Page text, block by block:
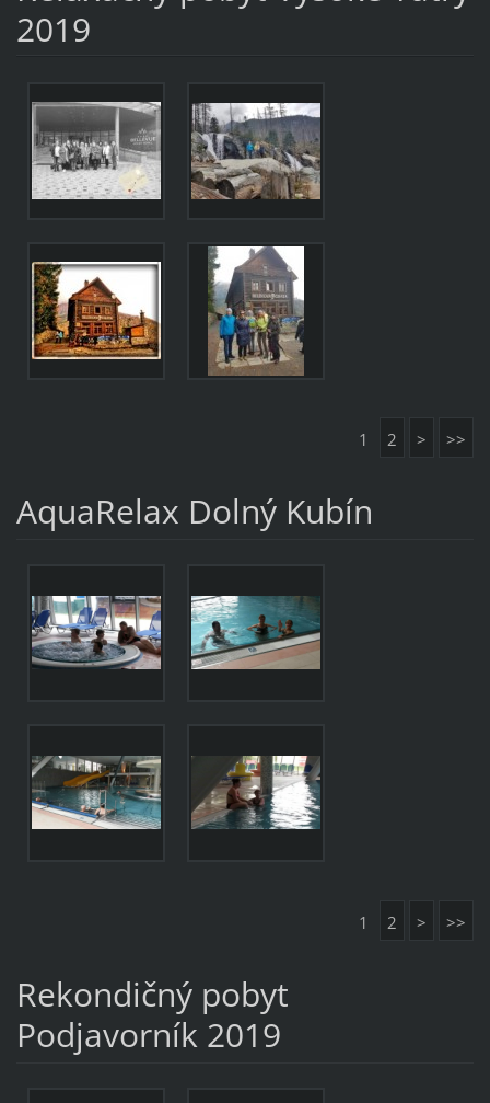
2019
1 2 > >>
AquaRelax Dolný Kubín
1 2 > >>
Rekondičný pobyt
Podjavorník 2019